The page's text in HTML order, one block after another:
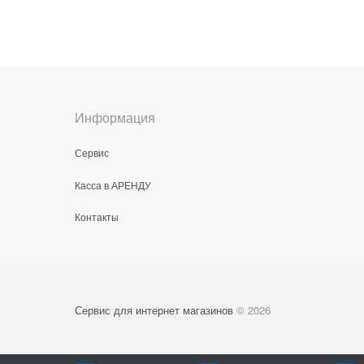
Информация
Сервис
Касса в АРЕНДУ
Контакты
Сервис для интернет магазинов © 2026